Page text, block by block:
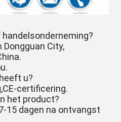
Dongguan City,
u?
certificering.
het product?
15 dagen na ontvangst